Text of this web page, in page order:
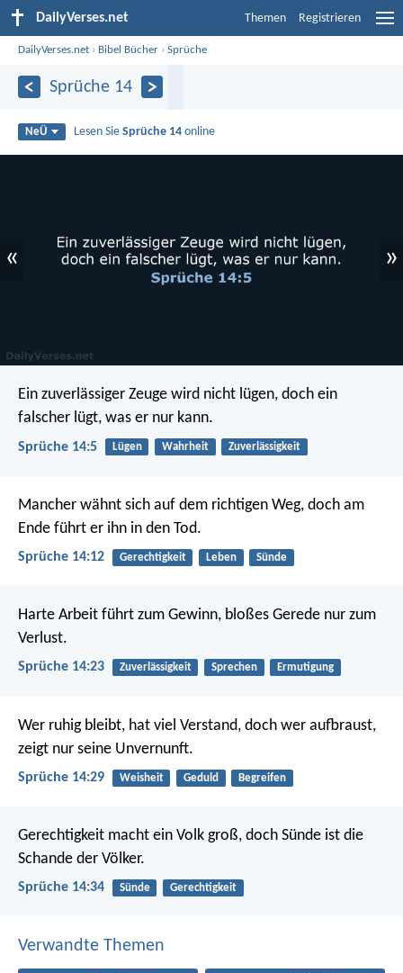
DailyVerses.net Themen Registrieren
DailyVerses.net › Bibel Bücher ›Sprüche
Sprüche 14
NeÜ Lesen SieSprüche 14 online
« »
Ein zuverlässiger Zeuge wird nicht lügen, doch ein
falscher lügt, was er nur kann.
Sprüche 14:5 Lügen Wahrheit Zuverlässigkeit
Mancher wähnt sich auf dem richtigen Weg, doch am
Ende führt er ihn in den Tod.
Sprüche 14:12 Gerechtigkeit Leben Sünde
Harte Arbeit führt zum Gewinn, bloßes Gerede nur zum
Verlust.
Sprüche 14:23 Zuverlässigkeit Sprechen Ermutigung
Wer ruhig bleibt, hat viel Verstand, doch wer aufbraust,
zeigt nur seine Unvernunft.
Sprüche 14:29 Weisheit Geduld Begreifen
Gerechtigkeit macht ein Volk groß, doch Sünde ist die
Schande der Völker.
Sprüche 14:34 Sünde Gerechtigkeit
Verwandte Themen